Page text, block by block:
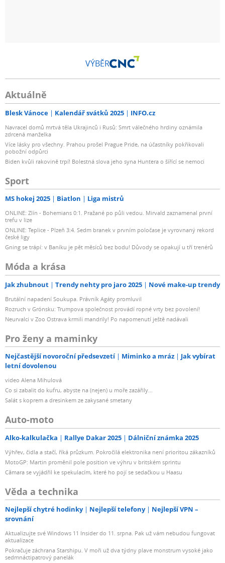
VÝBĚR
Aktuálně
Blesk Vánoce Kalendář svátků 2025 INFO.cz
Navracel domů mrtvá těla Ukrajinců i Rusů: Smrt válečného hrdiny oznámila
zdrcená manželka
Více lásky pro všechny. Prahou prošel Prague Pride, na účastníky pokřikovali
pobožní odpůrci
Biden kvůli rakovině trpí! Bolestná slova jeho syna Huntera o šířící se nemoci
Sport
MS hokej 2025 Biatlon Liga mistrů
ONLINE: Zlín - Bohemians 0:1. Pražané po půli vedou. Mirvald zaznamenal první
trefu v lize
ONLINE: Teplice - Plzeň 3:4. Sedm branek v prvním poločase je vyrovnaný rekord
české ligy
Gning se trápí: v Baníku je pět měsíců bez bodu! Důvody se opakují u tří trenérů
Móda a krása
Jak zhubnout Trendy nehty pro jaro 2025 Nové make-up trendy
Brutální napadení Soukupa. Právník Agáty promluvil
Rozruch v Grónsku: Trumpova společnost provádí ropné vrty bez povolení!
Neurvalci v Zoo Ostrava krmili mandrily! Po napomenutí ještě nadávali
Pro ženy a maminky
Nejčastější novoroční předsevzetí Miminko a mráz
Jak vybírat
letní dovolenou
video Alena Mihulová
Co si zabalit do kufru, abyste na (nejen) u moře zazářily...
Salát s koprem a dresinkem ze zakysané smetany
Auto-moto
Alko-kalkulačka Rallye Dakar 2025 Dálniční známka 2025
Výhřev, čidla a stačí, říká průzkum. Pokročilá elektronika není prioritou zákazníků
MotoGP: Martin proměnil pole position ve výhru v britském sprintu
Câmara se vyjádřil ke spekulacím, které ho pojí se sedačkou u Haasu
Věda a technika
Nejlepší chytré hodinky Nejlepší telefony
Nejlepší VPN –
srovnání
Aktualizujte své Windows 11 Insider do 11. srpna. Pak už vám nebudou fungovat
aktualizace
Pokračuje záchrana Starshipu. V moři už dva týdny plave monstrum vysoké jako
sedmnáctipatrový panelák